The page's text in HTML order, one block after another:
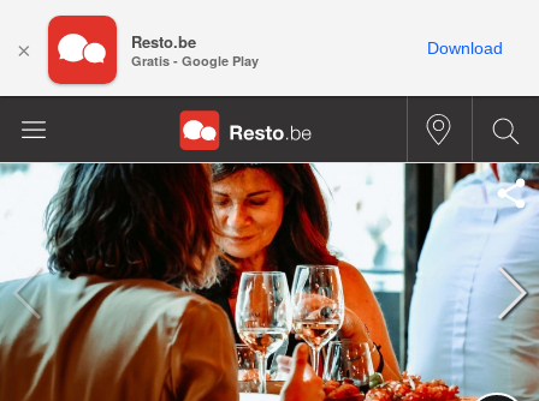
× Resto.be
Gratis - Google Play
Download